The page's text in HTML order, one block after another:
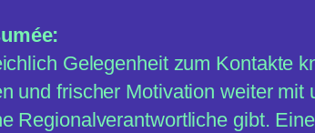
Gelegenheit zum Kontakte
und frischer Motivation weiter
Regionalverantwortliche gibt.